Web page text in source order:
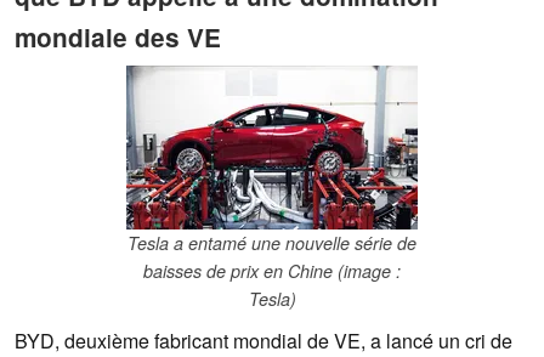
mondiale des VE
Tesla a entamé une nouvelle série de
baisses de prix en Chine (image :
Tesla)
BYD, deuxième fabricant mondial de VE, a lancé un cri de